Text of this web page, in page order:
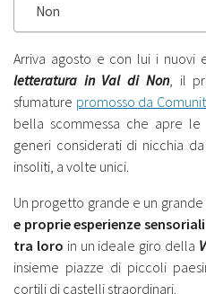
Non
Arriva agosto e con lui i nuovi
letteratura in Val di Non, il
sfumature promosso da
bella scommessa che apre
generi considerati di nicchia
insoliti, a volte unici.
Un progetto grande e un
e proprie esperienze
tra loro in un ideale giro della
insieme piazze di piccoli
cortili di castelli straordinari.